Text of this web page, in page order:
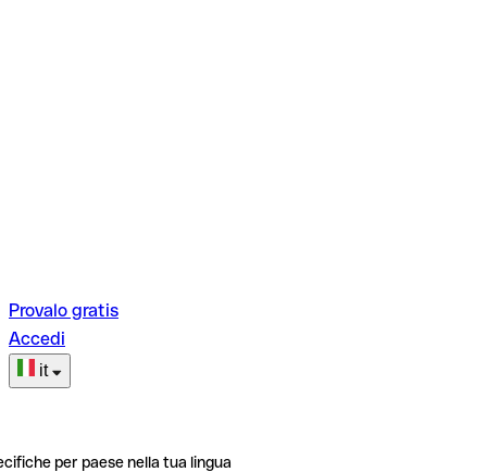
Provalo gratis
Accedi
it
per paese nella tua lingua